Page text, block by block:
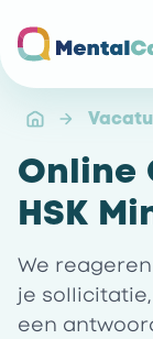
Online
HSK
We
je
een